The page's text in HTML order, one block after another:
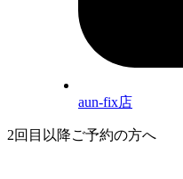
aun-fix店
2回目以降ご予約の方へ